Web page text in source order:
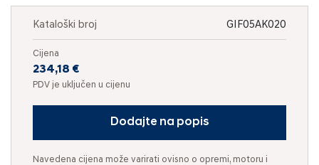
Kataloški broj GIF05AK020
Cijena
234,18 €
PDV je uključen u cijenu
Dodajte na popis
Navedena cijena može varirati ovisno o opremi, motoru i